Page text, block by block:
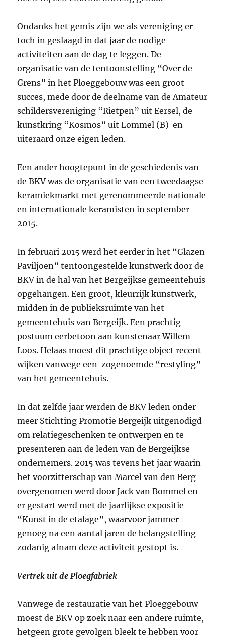
Ondanks het gemis zijn we als vereniging er
toch in geslaagd in dat jaar de nodige
activiteiten aan de dag te leggen. De
organisatie van de tentoonstelling “Over de
Grens” in het Ploeggebouw was een groot
succes, mede door de deelname van de Amateur
schildersvereniging “Rietpen” uit Eersel, de
kunstkring “Kosmos” uit Lommel (B) en
uiteraard onze eigen leden.
Een ander hoogtepunt in de geschiedenis van
de BKV was de organisatie van een tweedaagse
keramiekmarkt met gerenommeerde nationale
en internationale keramisten in september
2015.
In februari 2015 werd het eerder in het “Glazen
Paviljoen” tentoongestelde kunstwerk door de
BKV in de hal van het Bergeijkse gemeentehuis
opgehangen. Een groot, kleurrijk kunstwerk,
midden in de publieksruimte van het
gemeentehuis van Bergeijk. Een prachtig
postuum eerbetoon aan kunstenaar Willem
Loos. Helaas moest dit prachtige object recent
wijken vanwege een zogenoemde “restyling”
van het gemeentehuis.
In dat zelfde jaar werden de BKV leden onder
meer Stichting Promotie Bergeijk uitgenodigd
om relatiegeschenken te ontwerpen en te
presenteren aan de leden van de Bergeijkse
ondernemers. 2015 was tevens het jaar waarin
het voorzitterschap van Marcel van den Berg
overgenomen werd door Jack van Bommel en
er gestart werd met de jaarlijkse expositie
“Kunst in de etalage”, waarvoor jammer
genoeg na een aantal jaren de belangstelling
zodanig afnam deze activiteit gestopt is.
Vertrek uit de Ploegfabriek
Vanwege de restauratie van het Ploeggebouw
moest de BKV op zoek naar een andere ruimte,
hetgeen grote gevolgen bleek te hebben voor